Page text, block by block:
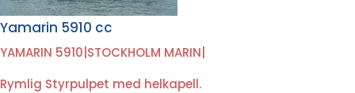
Yamarin 5910 cc
YAMARIN 5910 STOCKHOLM MARIN
Rymlig Styrpulpet med helkapell.